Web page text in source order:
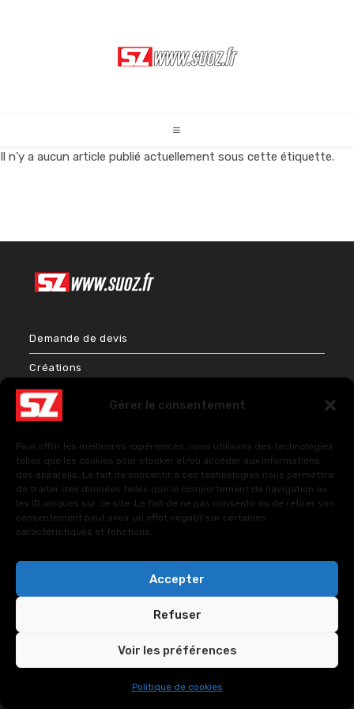
Gérer le consentement
Pour offrir les meilleures expériences, nous utilisons des technologies
telles que les cookies pour stocker et/ou accéder aux informations
des appareils. Le fait de consentir à ces technologies nous permettra
de traiter des données telles que le comportement de navigation ou
les ID uniques sur ce site. Le fait de ne pas consentir ou de retirer son
consentement peut avoir un effet négatif sur certaines
caractéristiques et fonctions.
Accepter
Refuser
Voir les préférences
Politique de cookies
Il n’y a aucun article publié actuellement sous cette étiquette.
Demande de devis
Créations
Bien-être & Couleurs
FAQ – Questions fréquentes
Politique de cookies (UE)
Politiques de confidentialité
CUSTOMSZ Worldwide